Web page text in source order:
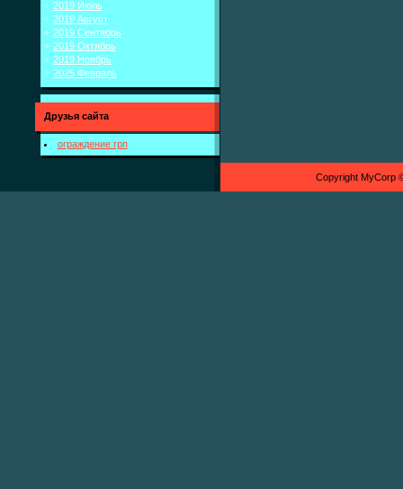
2019 Июль
2019 Август
2019 Сентябрь
2019 Октябрь
2019 Ноябрь
2025 Февраль
Друзья сайта
ограждение грп
Copyright MyCorp